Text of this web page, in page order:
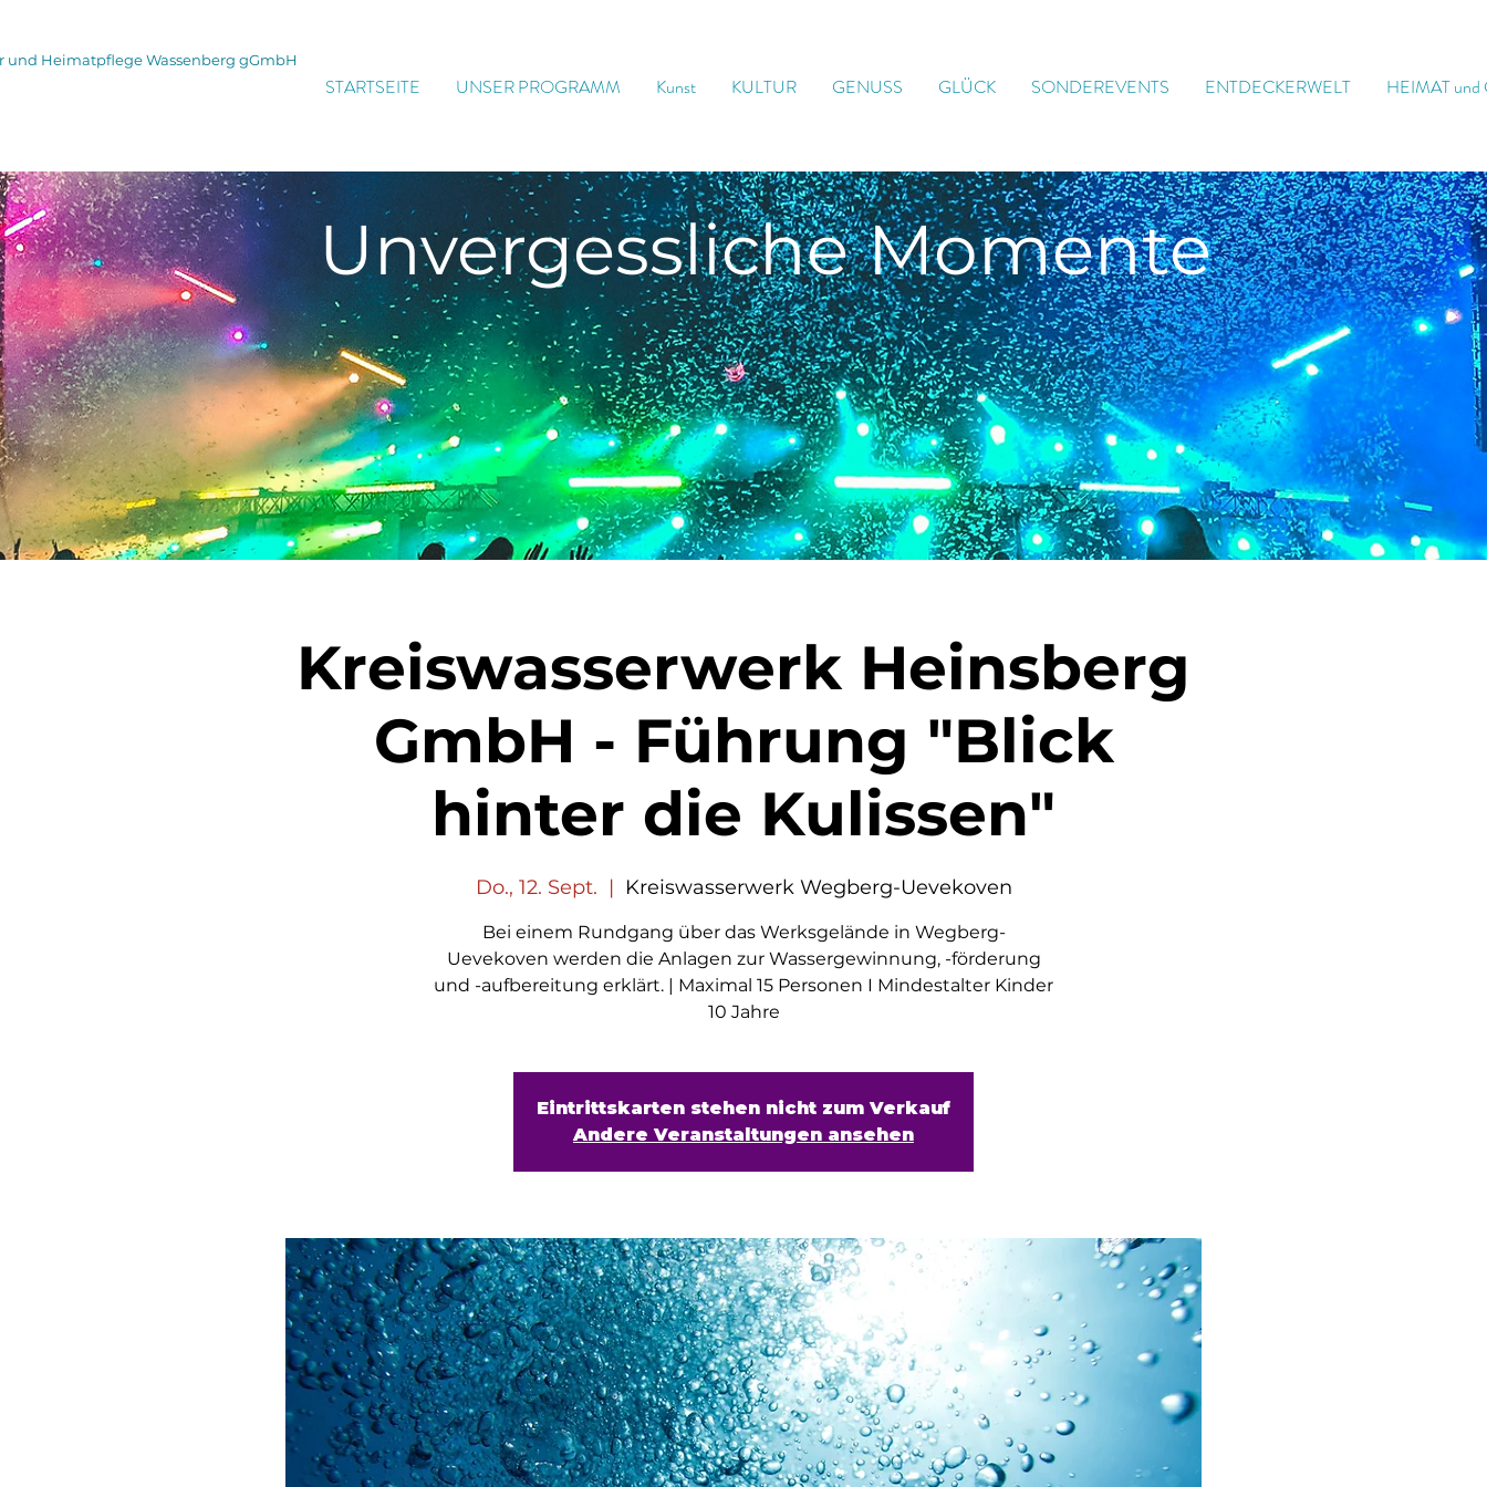
und Heimatpflege Wassenberg gGmbH
STARTSEITE UNSER PROGRAMM Kunst KULTUR GENUSS GLÜCK SONDEREVENTS ENTDECKERWELT HEIMAT
UnvergesslicheMomente
Kreiswasserwerk Heinsberg
GmbH - Führung "Blick
hinter die Kulissen"
Do., 12. Sept.
  |
Kreiswasserwerk Wegberg-Uevekoven
Bei einem Rundgang über das Werksgelände in Wegberg-
Uevekoven werden die Anlagen zur Wassergewinnung, -förderung
und -aufbereitung erklärt. | Maximal 15 Personen I Mindestalter Kinder
10 Jahre
Eintrittskarten stehen nicht zum Verkauf
Andere Veranstaltungen ansehen